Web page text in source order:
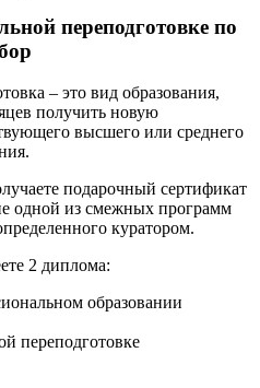
переподготовке по
– это вид образования,
получить новую
высшего или среднего
подарочный сертификат
одной из смежных программ
куратором.
2 диплома:
образовании
переподготовке